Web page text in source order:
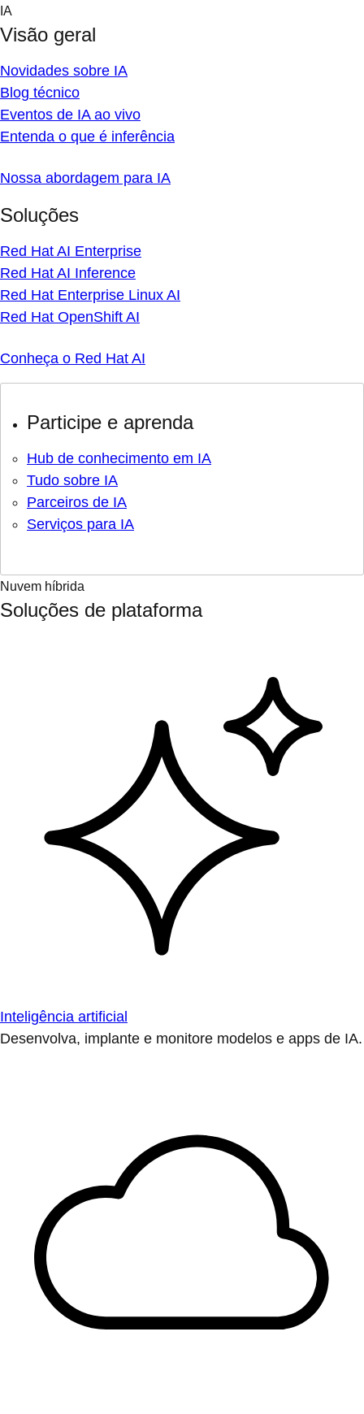
Skip
content
IA
Visão geral
Novidades sobre IA
Blog técnico
Eventos de IA ao vivo
Entenda o que é inferência
Nossa abordagem para IA
Soluções
Red Hat AI Enterprise
Red Hat AI Inference
Red Hat Enterprise Linux AI
Red Hat OpenShift AI
Conheça o Red Hat AI
Participe e aprenda
Hub de conhecimento em IA
Tudo sobre IA
Parceiros de IA
Serviços para IA
Nuvem híbrida
Soluções de plataforma
Inteligência artificial
Desenvolva, implante e monitore modelos e apps de IA.